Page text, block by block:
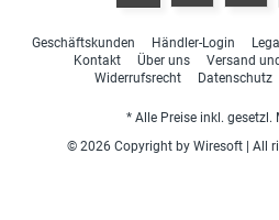
Geschäftskunden Händler-Login
Kontakt
Über uns
Versand
Widerrufsrecht
Datenschutz
* Alle Preise inkl. gesetzl.
© 2026 Copyright by Wiresoft | All